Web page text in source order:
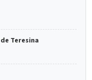
Teresina